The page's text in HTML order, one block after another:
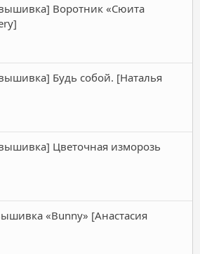
Воротник «Сюита
Будь собой. [Наталья
Цветочная изморозь
«Bunny» [Анастасия